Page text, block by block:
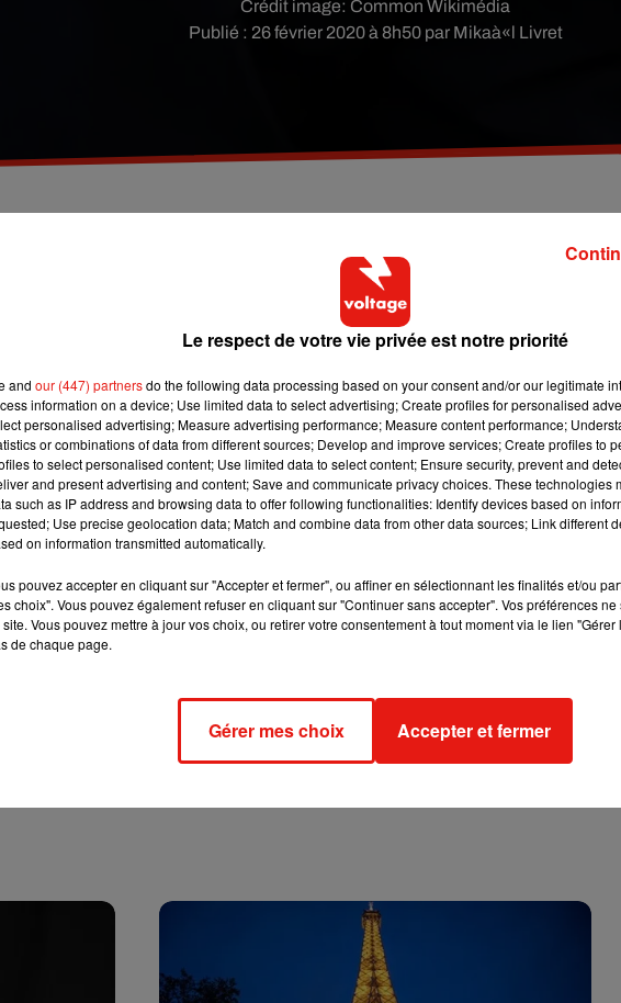
Publié : 26 février 2020 à 8h50 par Mikaà«l Livret
Crédit image: Common Wikimédia
long de la N104, mardi 25 février, dans l'Essonne. Près de 150
illégaux à Fleury-Mérogis et Bondoufle .
Avant l’arrivée des forces de l’ordre, les familles avaient déjà plié
de familles roms ont été expulsées de leur camp de fortune, situé à proximité de
de Saint-Eutrope, sur un terrain appartenant à l'Agence régionale des
Un second bidonville a été évacué à quelques kilomètres, sur un terrain
Grand Paris Sud, à Bondoufle (Essonne).
qui accompagnent ces familles comptent saisir le défenseur des droits et la
que l'on passe outre la trêve hivernale, l'expulsion n'aurait pas dû avoir lieu
le président de l'Association de solidarité en Essonne avec les familles
Le respect de votre vie privée est notre priorité
and our (447) partnersdo the following data processing based on your consent and/or our legitimate
information on a device; Use limited data to select advertising; Create profiles for personalised
personalised advertising; Measure advertising performance; Measure content performance;
or combinations of data from different sources; Develop and improve services; Create profiles to
to select personalised content; Use limited data to select content; Ensure security, prevent and
and present advertising and content; Save and communicate privacy choices. These technologies
such as IP address and browsing data to offer following functionalities: Identify devices based on
Use precise geolocation data; Match and combine data from other data sources; Link different
on information transmitted automatically.
pouvez accepter en cliquant sur "Accepter et fermer", ou affiner en sélectionnant les finalités et/ou
choix". Vous pouvez également refuser en cliquant sur "Continuer sans accepter". Vos préférences
site. Vous pouvez mettre à jour vos choix, ou retirer votre consentement à tout moment via le lien
de chaque page.
Gérer mes choix Accepter et fermer